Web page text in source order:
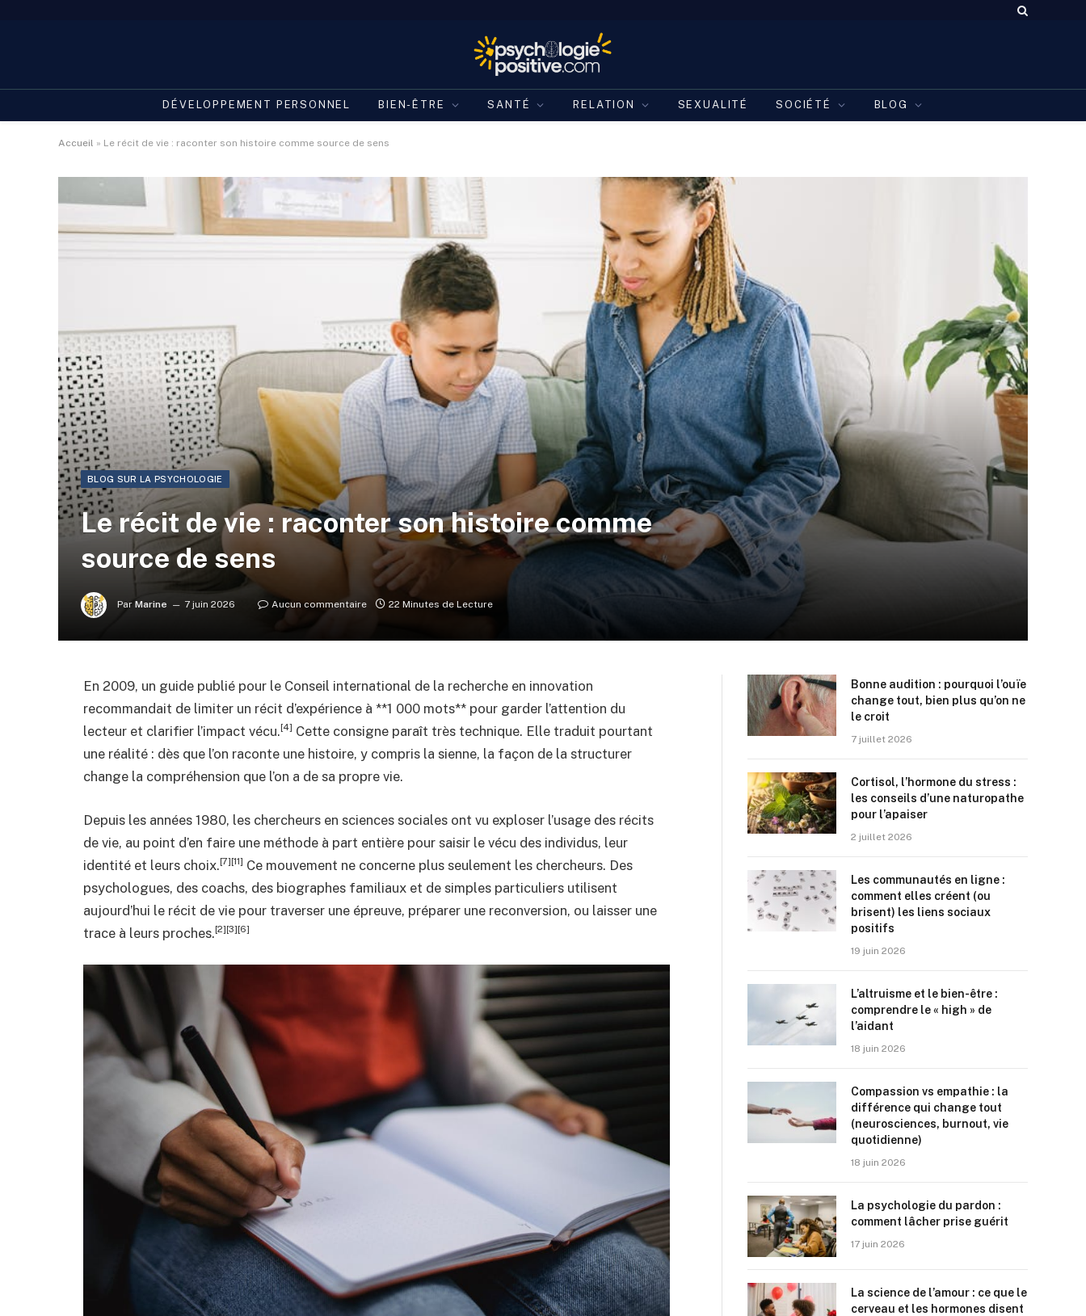
DÉVELOPPEMENT PERSONNEL BIEN-ÊTRE SANTÉ RELATION SEXUALITÉ SOCIÉTÉ BLOG
Accueil » Le récit de vie : raconter son histoire comme source de sens
BLOG SUR LA PSYCHOLOGIE
Le récit de vie : raconter son histoire comme
source de sens
Par Marine 7 juin 2026 Aucun commentaire 22 Minutes de Lecture
En 2009, un guide publié pour le Conseil international de la recherche en innovation
recommandait de limiter un récit d’expérience à **1 000 mots** pour garder l’attention du
lecteur et clarifier l’impact vécu.[4] Cette consigne paraît très technique. Elle traduit pourtant
une réalité : dès que l’on raconte une histoire, y compris la sienne, la façon de la structurer
change la compréhension que l’on a de sa propre vie.
Depuis les années 1980, les chercheurs en sciences sociales ont vu exploser l’usage des récits
de vie, au point d’en faire une méthode à part entière pour saisir le vécu des individus, leur
identité et leurs choix.[7][11] Ce mouvement ne concerne plus seulement les chercheurs. Des
psychologues, des coachs, des biographes familiaux et de simples particuliers utilisent
aujourd’hui le récit de vie pour traverser une épreuve, préparer une reconversion, ou laisser une
trace à leurs proches.[2][3][6]
Bonne audition : pourquoi l’ouïe
change tout, bien plus qu’on ne
le croit
7 juillet 2026
Cortisol, l’hormone du stress :
les conseils d’une naturopathe
pour l’apaiser
2 juillet 2026
Les communautés en ligne :
comment elles créent (ou
brisent) les liens sociaux
positifs
19 juin 2026
L’altruisme et le bien-être :
comprendre le « high » de
l’aidant
18 juin 2026
Compassion vs empathie : la
différence qui change tout
(neurosciences, burnout, vie
quotidienne)
18 juin 2026
La psychologie du pardon :
comment lâcher prise guérit
17 juin 2026
La science de l’amour : ce que le
cerveau et les hormones disent